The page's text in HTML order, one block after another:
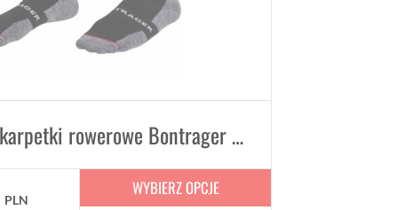
Wełniane skarpetki rowerowe Bontrager Race 13 cm
PLN
WYBIERZ OPCJE